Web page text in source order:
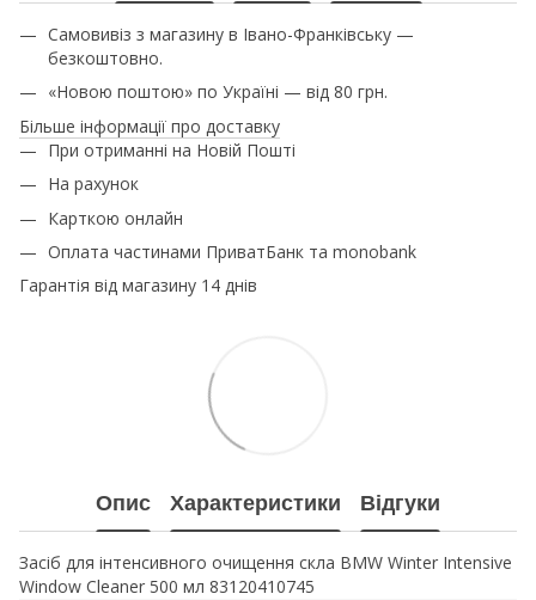
Самовивіз з магазину в Івано-Франківську —
безкоштовно.
«Новою поштою» по Україні — від 80 грн.
Більше інформації про доставку
При отриманні на Новій Пошті
На рахунок
Карткою онлайн
Оплата частинами ПриватБанк та monobank
Гарантія від магазину 14 днів
Опис Характеристики Відгуки
Засіб для інтенсивного очищення скла BMW Winter Intensive
Window Cleaner 500 мл 83120410745